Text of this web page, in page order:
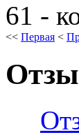
61 -
<< Первая <